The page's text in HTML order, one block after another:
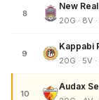
8
New
20G · 8V
9
Kappabi
20G · 5V
10
Audax